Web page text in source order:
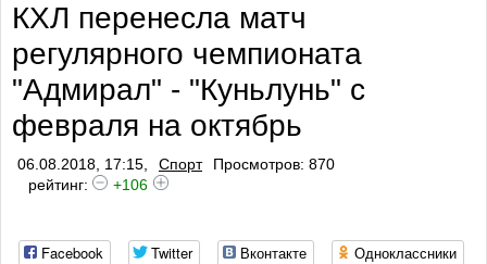
КХЛ перенесла матч
регулярного чемпионата
"Адмирал" - "Куньлунь" с
февраля на октябрь
06.08.2018, 17:15, Спорт
Просмотров: 870
рейтинг:
+106
Facebook Twitter Вконтакте
Одноклассники